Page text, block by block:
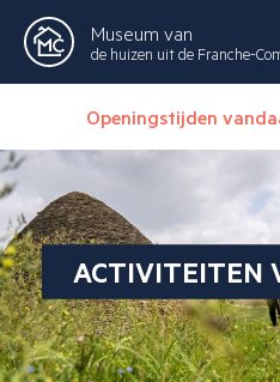
Museum van
de huizen uit de Franche-
Openingstijden
ACTIVITEITEN